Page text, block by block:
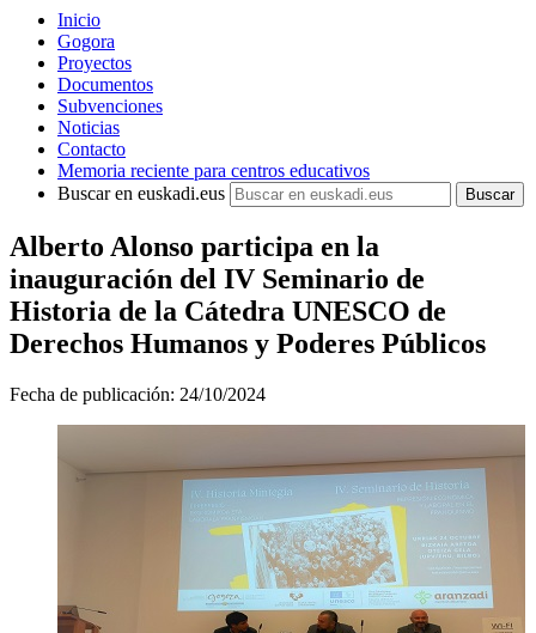
Inicio
Gogora
Proyectos
Documentos
Subvenciones
Noticias
Contacto
Memoria reciente para centros educativos
Buscar en euskadi.eus
Alberto Alonso participa en la
inauguración del IV Seminario de
Historia de la Cátedra UNESCO de
Derechos Humanos y Poderes Públicos
Fecha de publicación: 24/10/2024